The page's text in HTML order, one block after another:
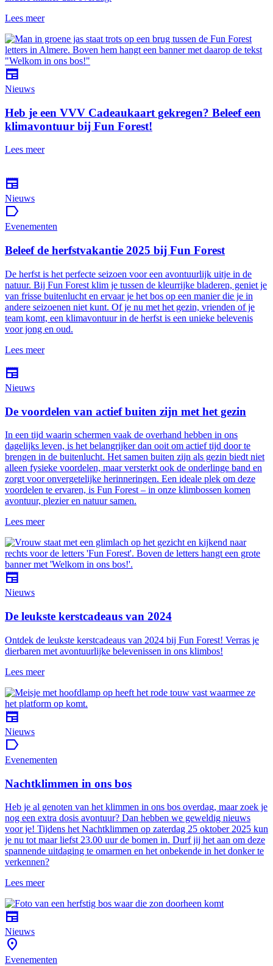
Lees meer
newspaper
Nieuws
Heb je een VVV Cadeaukaart gekregen? Beleef een
klimavontuur bij Fun Forest!
Lees meer
newspaper
Nieuws
label
Evenementen
Beleef de herfstvakantie 2025 bij Fun Forest
De herfst is het perfecte seizoen voor een avontuurlijk uitje in de
natuur. Bij Fun Forest klim je tussen de kleurrijke bladeren, geniet je
van frisse buitenlucht en ervaar je het bos op een manier die je in
andere seizoenen niet kunt. Of je nu met het gezin, vrienden of je
team komt, een klimavontuur in de herfst is een unieke belevenis
voor jong en oud.
Lees meer
newspaper
Nieuws
De voordelen van actief buiten zijn met het gezin
In een tijd waarin schermen vaak de overhand hebben in ons
dagelijks leven, is het belangrijker dan ooit om actief tijd door te
brengen in de buitenlucht. Het samen buiten zijn als gezin biedt niet
alleen fysieke voordelen, maar versterkt ook de onderlinge band en
zorgt voor onvergetelijke herinneringen. Een ideale plek om deze
voordelen te ervaren, is Fun Forest – in onze klimbossen komen
avontuur, plezier en natuur samen.
Lees meer
newspaper
Nieuws
De leukste kerstcadeaus van 2024
Ontdek de leukste kerstcadeaus van 2024 bij Fun Forest! Verras je
dierbaren met avontuurlijke belevenissen in ons klimbos!
Lees meer
newspaper
Nieuws
label
Evenementen
Nachtklimmen in ons bos
Heb je al genoten van het klimmen in ons bos overdag, maar zoek je
nog een extra dosis avontuur? Dan hebben we geweldig nieuws
voor je! Tijdens het Nachtklimmen op zaterdag 25 oktober 2025 kun
je nu tot maar liefst 23.00 uur de bomen in. Durf jij het aan om deze
spannende uitdaging te omarmen en het onbekende in het donker te
verkennen?
Lees meer
newspaper
Nieuws
location_on
Evenementen